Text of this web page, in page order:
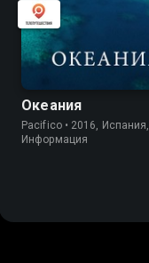
Океания
Pacifico • 2016, Испания,
Информация